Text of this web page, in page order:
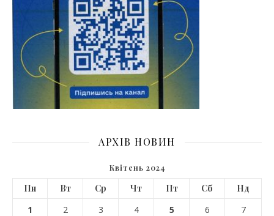
АРХІВ НОВИН
Квітень 2024
Пн Вт Ср Чт Пт Сб
Нд
1
2 3 4 5 6
7